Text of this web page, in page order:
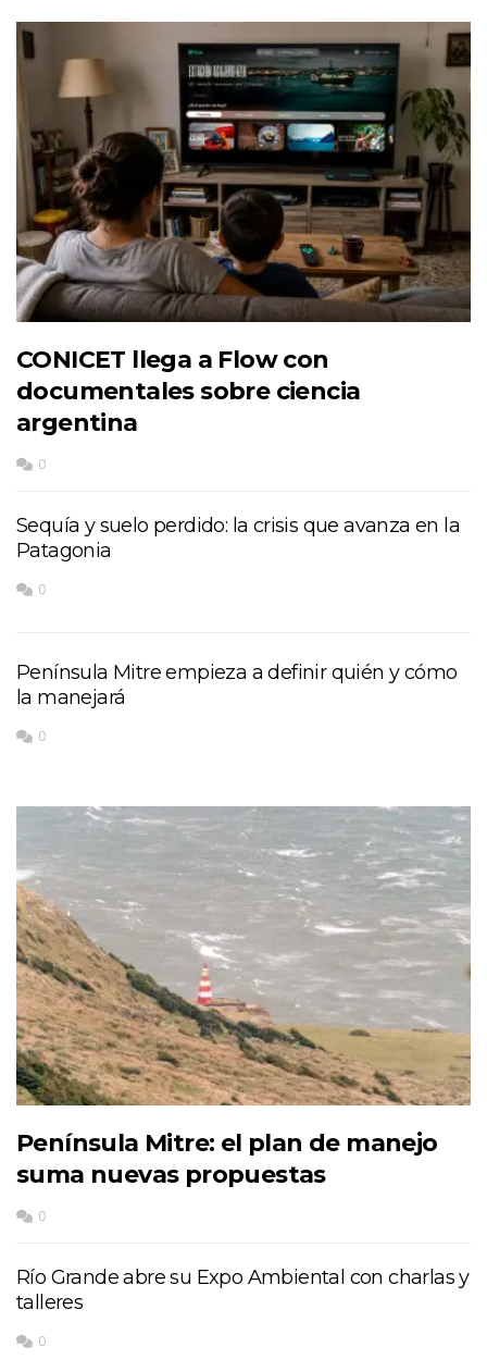
CONICET llega a Flow con
documentales sobre ciencia
argentina
0
Sequía y suelo perdido: la crisis que avanza en la
Patagonia
0
Península Mitre empieza a definir quién y cómo
la manejará
0
Península Mitre: el plan de manejo
suma nuevas propuestas
0
Río Grande abre su Expo Ambiental con charlas y
talleres
0